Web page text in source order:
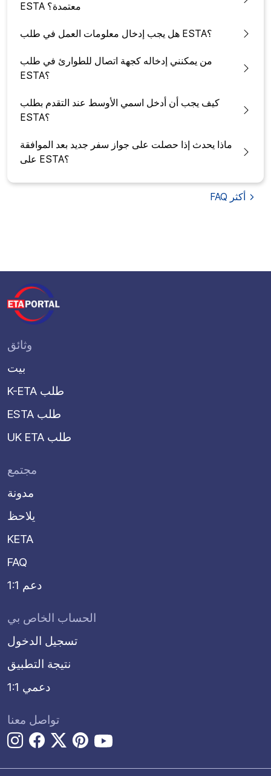
ESTA معتمدة؟
هل يجب إدخال معلومات العمل في طلب ESTA؟
من يمكنني إدخاله كجهة اتصال للطوارئ في طلب
ESTA؟
كيف يجب أن أدخل اسمي الأوسط عند التقدم بطلب
ESTA؟
ماذا يحدث إذا حصلت على جواز سفر جديد بعد الموافقة
على ESTA؟
FAQ
وثائق
بيت
K-ETA طلب
ESTA طلب
UK ETA طلب
مجتمع
مدونة
يلاحظ
KETA
FAQ
دعم 1:1
الحساب الخاص بي
تسجيل الدخول
نتيجة التطبيق
دعمي 1:1
تواصل معنا